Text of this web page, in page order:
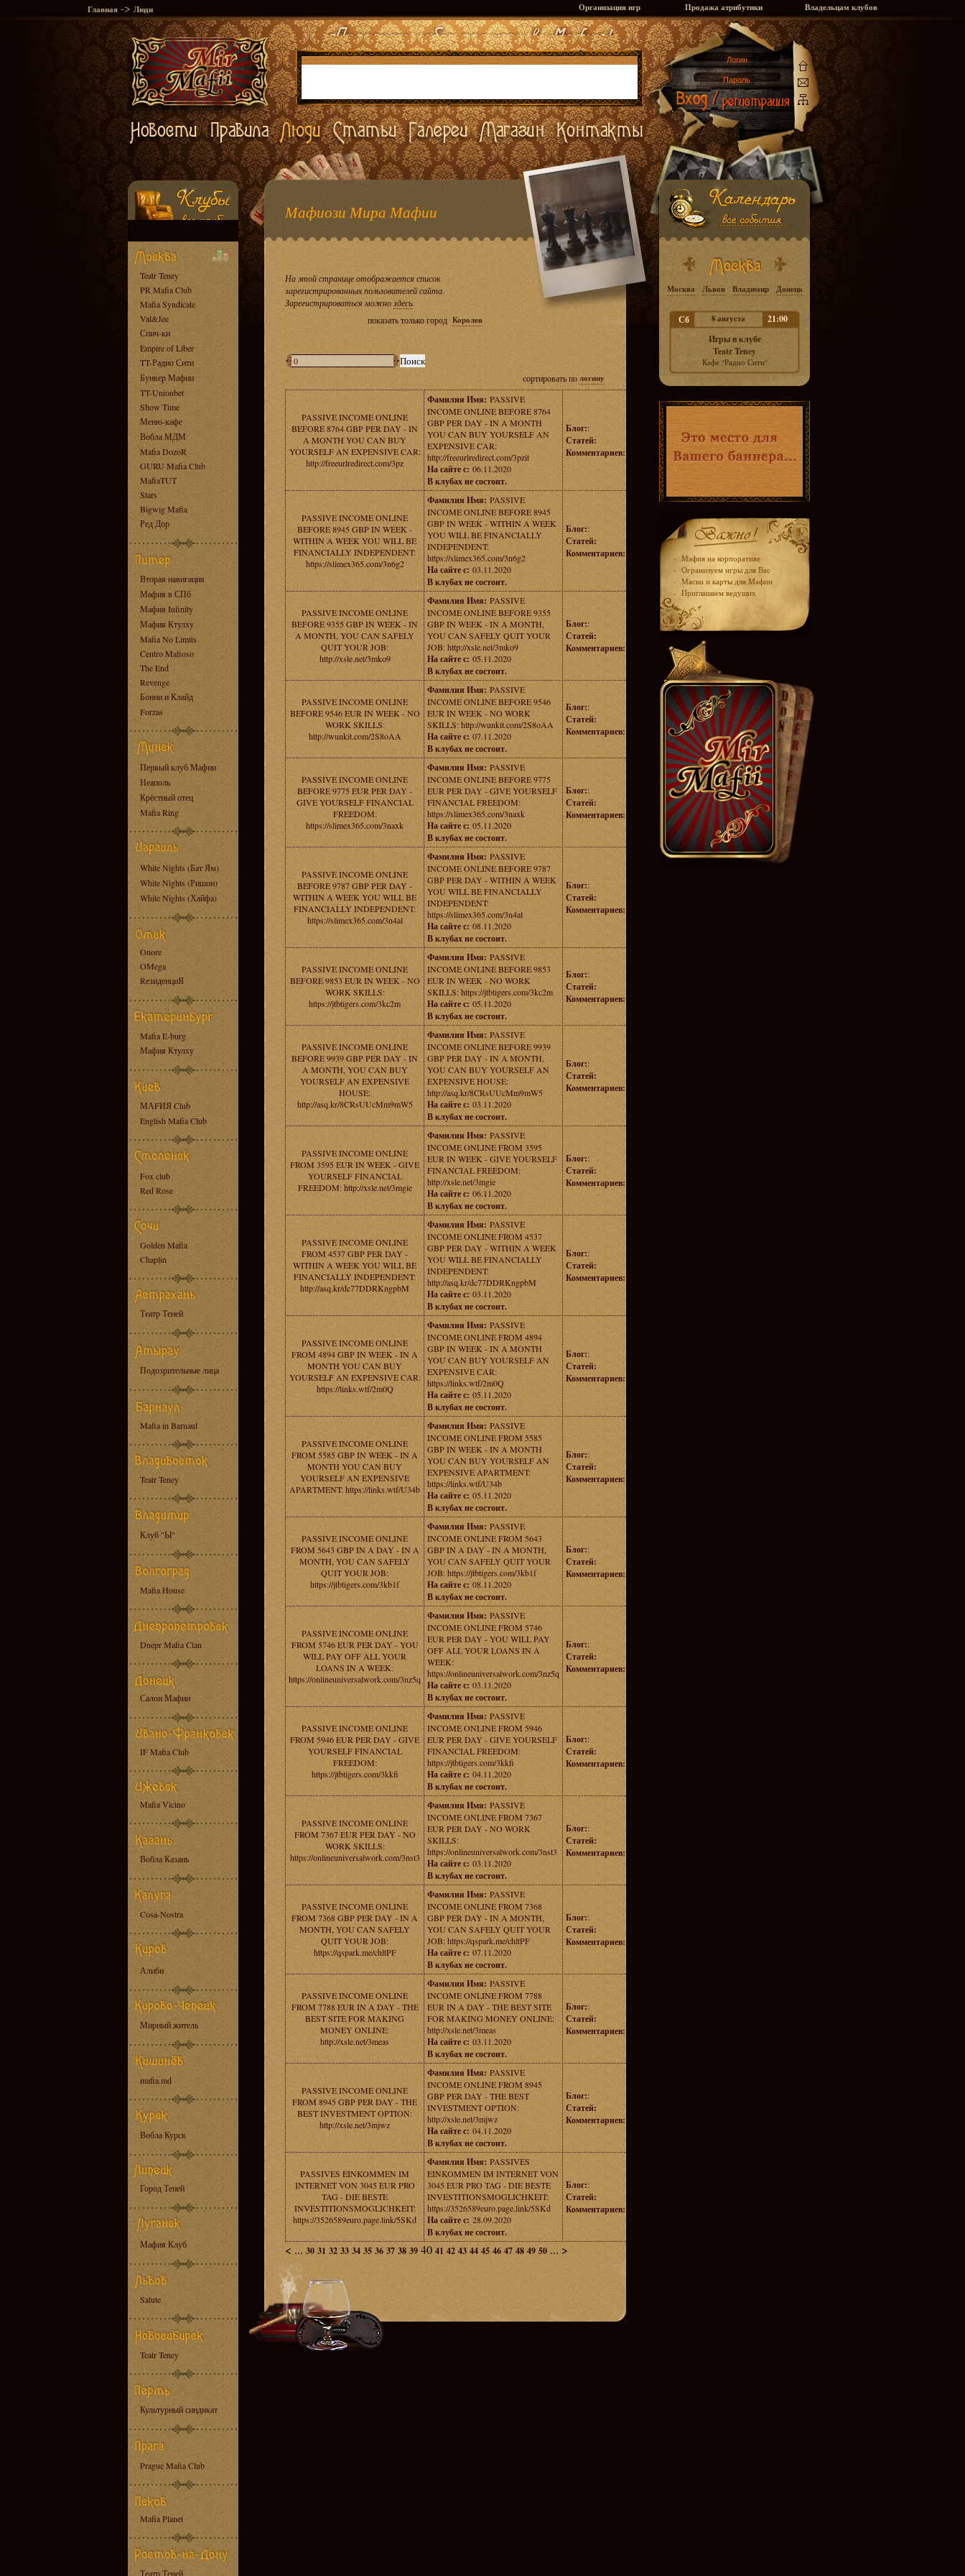
Главная -> Люди Организация игр Продажа атрибутики Владельцам клубов
Teatr Teney
PR Mafia Club
Mafia Syndicate
Val&Jee
Спич-ки
Empire of Liber
TT-Радио Сити
Бункер Мафии
TT-Unionbet
Show Time
Меню-кафе
Вобла МДМ
Mafia DozoR
GURU Mafia Club
MafiaTUT
Stars
Bigwig Mafia
Ред Дор
Вторая навигация
Мафия в СПб
Мафия Infinity
Мафия Ктулху
Mafia No Limits
Centro Mafioso
The End
Revenge
Бонни и Клайд
Forzas
Первый клуб Мафии
Неаполь
Крёстный отец
Mafia Ring
White Nights (Бат Ям)
White Nights (Ришон)
White Nights (Хайфа)
Onore
OMega
RезиденциЯ
Mafia E-burg
Мафия Ктулху
МАFИЯ Club
English Mafia Club
Fox club
Red Rose
Golden Mafia
Chaplin
Театр Теней
Подозрительные лица
Mafia in Barnaul
Teatr Teney
Клуб "Ы"
Mafia House
Dnepr Mafia Clan
Салон Мафии
IF Mafia Club
Mafia Vicino
Вобла Казань
Cosa-Nostra
Алиби
Мирный житель
mafia.md
Вобла Курск
Город Теней
Мафия Клуб
Salute
Teatr Teney
Культурный синдикат
Prague Mafia Club
Mafia Planet
Театр Теней
Мафиози Мира Мафии
На этой странице отображается список
зарегистрированных пользователей сайта.
Зарегистрироваться можноздесь.
показать только город Королев
сортировать пологину
PASSIVE INCOME ONLINE
BEFORE 8764 GBP PER DAY - IN
A MONTH YOU CAN BUY
YOURSELF AN EXPENSIVE CAR:
http://freeurlredirect.com/3pz
Фамилия Имя: PASSIVE
INCOME ONLINE BEFORE 8764
GBP PER DAY - IN A MONTH
YOU CAN BUY YOURSELF AN
EXPENSIVE CAR:
http://freeurlredirect.com/3pzit
На сайте с: 06.11.2020
В клубах не состоит.
Блог::
Статей:
Комментариев:
PASSIVE INCOME ONLINE
BEFORE 8945 GBP IN WEEK -
WITHIN A WEEK YOU WILL BE
FINANCIALLY INDEPENDENT:
https://slimex365.com/3n6g2
Фамилия Имя: PASSIVE
INCOME ONLINE BEFORE 8945
GBP IN WEEK - WITHIN A WEEK
YOU WILL BE FINANCIALLY
INDEPENDENT:
https://slimex365.com/3n6g2
На сайте с: 03.11.2020
В клубах не состоит.
Блог::
Статей:
Комментариев:
PASSIVE INCOME ONLINE
BEFORE 9355 GBP IN WEEK - IN
A MONTH, YOU CAN SAFELY
QUIT YOUR JOB:
http://xsle.net/3mko9
Фамилия Имя: PASSIVE
INCOME ONLINE BEFORE 9355
GBP IN WEEK - IN A MONTH,
YOU CAN SAFELY QUIT YOUR
JOB: http://xsle.net/3mko9
На сайте с: 05.11.2020
В клубах не состоит.
Блог::
Статей:
Комментариев:
PASSIVE INCOME ONLINE
BEFORE 9546 EUR IN WEEK - NO
WORK SKILLS:
http://wunkit.com/2S8oAA
Фамилия Имя: PASSIVE
INCOME ONLINE BEFORE 9546
EUR IN WEEK - NO WORK
SKILLS: http://wunkit.com/2S8oAA
На сайте с: 07.11.2020
В клубах не состоит.
Блог::
Статей:
Комментариев:
PASSIVE INCOME ONLINE
BEFORE 9775 EUR PER DAY -
GIVE YOURSELF FINANCIAL
FREEDOM:
https://slimex365.com/3naxk
Фамилия Имя: PASSIVE
INCOME ONLINE BEFORE 9775
EUR PER DAY - GIVE YOURSELF
FINANCIAL FREEDOM:
https://slimex365.com/3naxk
На сайте с: 05.11.2020
В клубах не состоит.
Блог::
Статей:
Комментариев:
PASSIVE INCOME ONLINE
BEFORE 9787 GBP PER DAY -
WITHIN A WEEK YOU WILL BE
FINANCIALLY INDEPENDENT:
https://slimex365.com/3n4al
Фамилия Имя: PASSIVE
INCOME ONLINE BEFORE 9787
GBP PER DAY - WITHIN A WEEK
YOU WILL BE FINANCIALLY
INDEPENDENT:
https://slimex365.com/3n4al
На сайте с: 08.11.2020
В клубах не состоит.
Блог::
Статей:
Комментариев:
PASSIVE INCOME ONLINE
BEFORE 9853 EUR IN WEEK - NO
WORK SKILLS:
https://jtbtigers.com/3kc2m
Фамилия Имя: PASSIVE
INCOME ONLINE BEFORE 9853
EUR IN WEEK - NO WORK
SKILLS: https://jtbtigers.com/3kc2m
На сайте с: 05.11.2020
В клубах не состоит.
Блог::
Статей:
Комментариев:
PASSIVE INCOME ONLINE
BEFORE 9939 GBP PER DAY - IN
A MONTH, YOU CAN BUY
YOURSELF AN EXPENSIVE
HOUSE:
http://asq.kr/8CRsUUcMm9mW5
Фамилия Имя: PASSIVE
INCOME ONLINE BEFORE 9939
GBP PER DAY - IN A MONTH,
YOU CAN BUY YOURSELF AN
EXPENSIVE HOUSE:
http://asq.kr/8CRsUUcMm9mW5
На сайте с: 03.11.2020
В клубах не состоит.
Блог::
Статей:
Комментариев:
PASSIVE INCOME ONLINE
FROM 3595 EUR IN WEEK - GIVE
YOURSELF FINANCIAL
FREEDOM: http://xsle.net/3mgie
Фамилия Имя: PASSIVE
INCOME ONLINE FROM 3595
EUR IN WEEK - GIVE YOURSELF
FINANCIAL FREEDOM:
http://xsle.net/3mgie
На сайте с: 06.11.2020
В клубах не состоит.
Блог::
Статей:
Комментариев:
PASSIVE INCOME ONLINE
FROM 4537 GBP PER DAY -
WITHIN A WEEK YOU WILL BE
FINANCIALLY INDEPENDENT:
http://asq.kr/dc77DDRKngpbM
Фамилия Имя: PASSIVE
INCOME ONLINE FROM 4537
GBP PER DAY - WITHIN A WEEK
YOU WILL BE FINANCIALLY
INDEPENDENT:
http://asq.kr/dc77DDRKngpbM
На сайте с: 03.11.2020
В клубах не состоит.
Блог::
Статей:
Комментариев:
PASSIVE INCOME ONLINE
FROM 4894 GBP IN WEEK - IN A
MONTH YOU CAN BUY
YOURSELF AN EXPENSIVE CAR:
https://links.wtf/2m0Q
Фамилия Имя: PASSIVE
INCOME ONLINE FROM 4894
GBP IN WEEK - IN A MONTH
YOU CAN BUY YOURSELF AN
EXPENSIVE CAR:
https://links.wtf/2m0Q
На сайте с: 05.11.2020
В клубах не состоит.
Блог::
Статей:
Комментариев:
PASSIVE INCOME ONLINE
FROM 5585 GBP IN WEEK - IN A
MONTH YOU CAN BUY
YOURSELF AN EXPENSIVE
APARTMENT: https://links.wtf/U34b
Фамилия Имя: PASSIVE
INCOME ONLINE FROM 5585
GBP IN WEEK - IN A MONTH
YOU CAN BUY YOURSELF AN
EXPENSIVE APARTMENT:
https://links.wtf/U34b
На сайте с: 05.11.2020
В клубах не состоит.
Блог::
Статей:
Комментариев:
PASSIVE INCOME ONLINE
FROM 5643 GBP IN A DAY - IN A
MONTH, YOU CAN SAFELY
QUIT YOUR JOB:
https://jtbtigers.com/3kb1f
Фамилия Имя: PASSIVE
INCOME ONLINE FROM 5643
GBP IN A DAY - IN A MONTH,
YOU CAN SAFELY QUIT YOUR
JOB: https://jtbtigers.com/3kb1f
На сайте с: 08.11.2020
В клубах не состоит.
Блог::
Статей:
Комментариев:
PASSIVE INCOME ONLINE
FROM 5746 EUR PER DAY - YOU
WILL PAY OFF ALL YOUR
LOANS IN A WEEK:
https://onlineuniversalwork.com/3nz5q
Фамилия Имя: PASSIVE
INCOME ONLINE FROM 5746
EUR PER DAY - YOU WILL PAY
OFF ALL YOUR LOANS IN A
WEEK:
https://onlineuniversalwork.com/3nz5q
На сайте с: 03.11.2020
В клубах не состоит.
Блог::
Статей:
Комментариев:
PASSIVE INCOME ONLINE
FROM 5946 EUR PER DAY - GIVE
YOURSELF FINANCIAL
FREEDOM:
https://jtbtigers.com/3kkfi
Фамилия Имя: PASSIVE
INCOME ONLINE FROM 5946
EUR PER DAY - GIVE YOURSELF
FINANCIAL FREEDOM:
https://jtbtigers.com/3kkfi
На сайте с: 04.11.2020
В клубах не состоит.
Блог::
Статей:
Комментариев:
PASSIVE INCOME ONLINE
FROM 7367 EUR PER DAY - NO
WORK SKILLS:
https://onlineuniversalwork.com/3nst3
Фамилия Имя: PASSIVE
INCOME ONLINE FROM 7367
EUR PER DAY - NO WORK
SKILLS:
https://onlineuniversalwork.com/3nst3
На сайте с: 03.11.2020
В клубах не состоит.
Блог::
Статей:
Комментариев:
PASSIVE INCOME ONLINE
FROM 7368 GBP PER DAY - IN A
MONTH, YOU CAN SAFELY
QUIT YOUR JOB:
https://qspark.me/chltPF
Фамилия Имя: PASSIVE
INCOME ONLINE FROM 7368
GBP PER DAY - IN A MONTH,
YOU CAN SAFELY QUIT YOUR
JOB: https://qspark.me/chltPF
На сайте с: 07.11.2020
В клубах не состоит.
Блог::
Статей:
Комментариев:
PASSIVE INCOME ONLINE
FROM 7788 EUR IN A DAY - THE
BEST SITE FOR MAKING
MONEY ONLINE:
http://xsle.net/3meas
Фамилия Имя: PASSIVE
INCOME ONLINE FROM 7788
EUR IN A DAY - THE BEST SITE
FOR MAKING MONEY ONLINE:
http://xsle.net/3meas
На сайте с: 03.11.2020
В клубах не состоит.
Блог::
Статей:
Комментариев:
PASSIVE INCOME ONLINE
FROM 8945 GBP PER DAY - THE
BEST INVESTMENT OPTION:
http://xsle.net/3mjwz
Фамилия Имя: PASSIVE
INCOME ONLINE FROM 8945
GBP PER DAY - THE BEST
INVESTMENT OPTION:
http://xsle.net/3mjwz
На сайте с: 04.11.2020
В клубах не состоит.
Блог::
Статей:
Комментариев:
PASSIVES EINKOMMEN IM
INTERNET VON 3045 EUR PRO
TAG - DIE BESTE
INVESTITIONSMOGLICHKEIT:
https://3526589euro.page.link/5SKd
Фамилия Имя: PASSIVES
EINKOMMEN IM INTERNET VON
3045 EUR PRO TAG - DIE BESTE
INVESTITIONSMOGLICHKEIT:
https://3526589euro.page.link/5SKd
На сайте с: 28.09.2020
В клубах не состоит.
Блог::
Статей:
Комментариев:
< ... 30 31 32 33 34 35 36 37 38 39 40 41 42 43 44 45 46 47 48 49 50... >
Москва Львов Владимир Донецк
Сб 8 августа
21:00
Игры в клубе
Teatr Teney
Кафе "Радио Сити"
- Мафия на корпоративе
- Огранизуем игры для Вас
- Маски и карты для Мафии
- Приглашаем ведущих